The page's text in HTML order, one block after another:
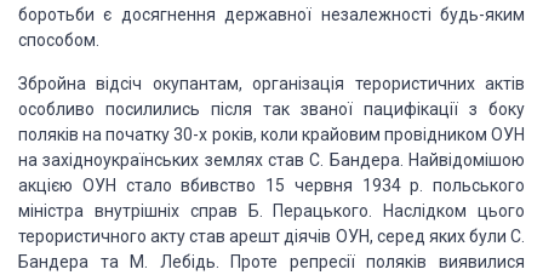
боротьби є досягнення державної незалежності будь-яким
способом.
Збройна відсіч окупантам, організація терористичних актів
особливо посилились після так званої пацифікації з боку
поляків на початку 30-х років, коли крайовим провідником ОУН
на західноукраїнських землях став С. Бандера. Найвідомішою
акцією ОУН стало вбивство 15 червня 1934 р. польського
міністра внутрішніх справ Б. Перацького.
Наслідком цього
терористичного акту став арешт діячів ОУН, серед яких були С.
Бандера та М. Лебідь. Проте репресії поляків виявилися